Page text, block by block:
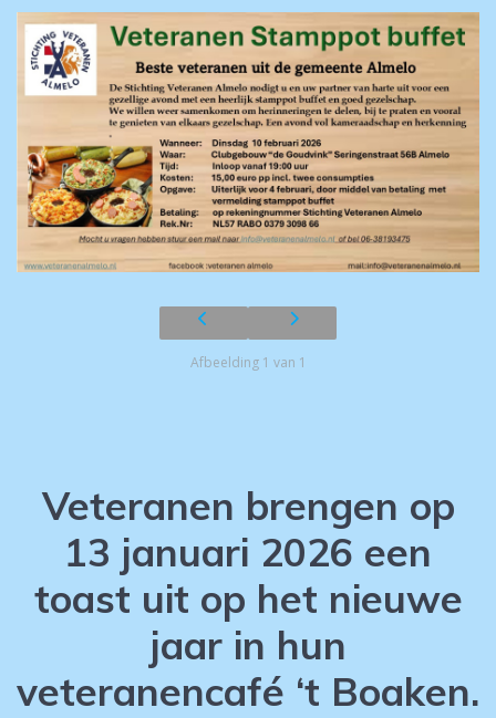
Afbeelding 1 van 1
Veteranen brengen op
13 januari 2026 een
toast uit op het nieuwe
jaar in hun
veteranencafé ‘t Boaken.